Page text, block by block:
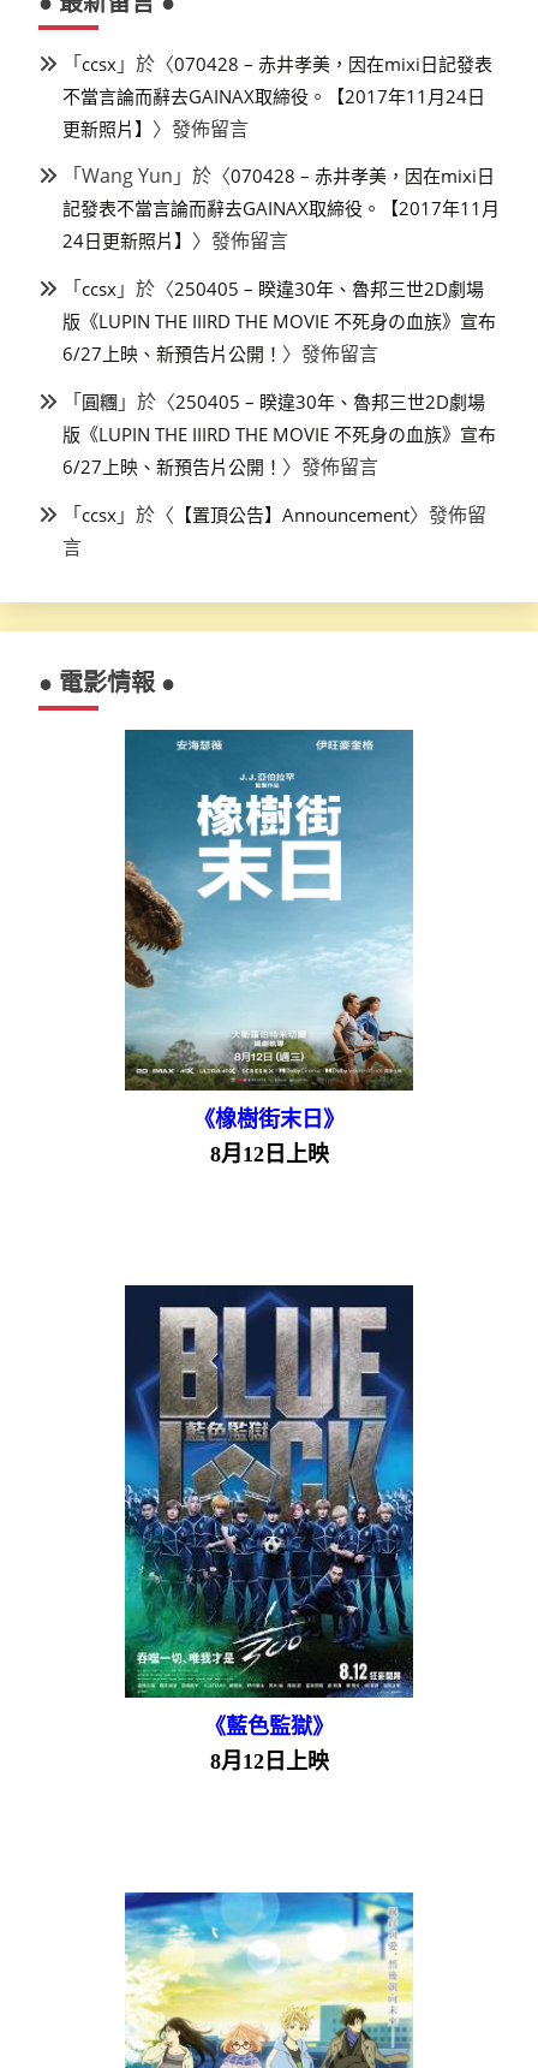
「ccsx 」於〈070428 – 赤井孝美，因在mixi日記發表
不當言論而辭去GAINAX取締役。【2017年11月24日
更新照片】 〉發佈留言
「Wang Yun 」於〈070428 – 赤井孝美，因在mixi日
記發表不當言論而辭去GAINAX取締役。【2017年11月
24日更新照片】 〉發佈留言
「ccsx 」於〈250405 – 睽違30年、魯邦三世2D劇場
版《LUPIN THE IIIRD THE MOVIE 不死身の血族》宣布
6/27上映、新預告片公開！ 〉發佈留言
「圓糰 」於〈250405 – 睽違30年、魯邦三世2D劇場
版《LUPIN THE IIIRD THE MOVIE 不死身の血族》宣布
6/27上映、新預告片公開！ 〉發佈留言
「ccsx 」於〈 【置頂公告】Announcement〉發佈留
言
● 電影情報 ●
《橡樹街末日》
8月12日上映
《藍色監獄》
8月12日上映